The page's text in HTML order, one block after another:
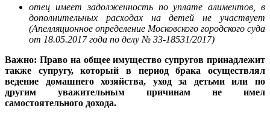
отец имеет задолженность по уплате алиментов, в
дополнительных расходах на детей не участвует
(Апелляционное определение Московского городского суда
от 18.05.2017 года по делу № 33-18531/2017)
Важно: Право на общее имущество супругов принадлежит
также супругу, который в период брака осуществлял
ведение домашнего хозяйства, уход за детьми или по
другим уважительным причинам не имел
самостоятельного дохода.